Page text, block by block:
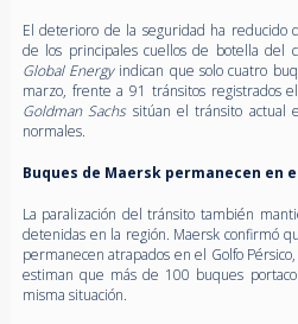
El deterioro de la seguridad ha reducido
de los principales cuellos de botella del
Global Energyindican que solo cuatro
marzo, frente a 91 tránsitos registrados
Goldman Sachs sitúan el tránsito actual
normales.
Buques de Maersk permanecen en
La paralización del tránsito también
detenidas en la región. Maersk confirmó
permanecen atrapados en el Golfo
estiman que más de 100 buques
misma situación.